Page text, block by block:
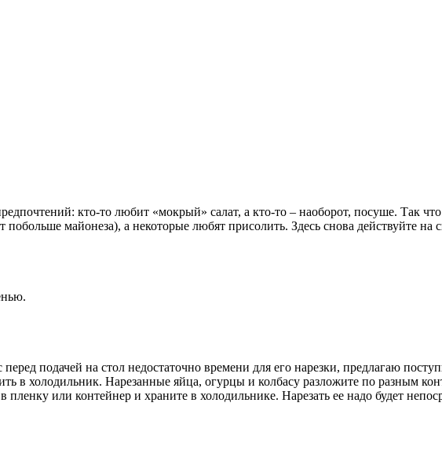
кто-то любит «мокрый» салат, а кто-то – наоборот, посуше. Так
майонеза), а некоторые любят присолить. Здесь снова действуйте на
подачей на стол недостаточно времени для его нарезки, предлагаю
в холодильник. Нарезанные яйца, огурцы и колбасу разложите по разным
или контейнер и храните в холодильнике. Нарезать ее надо будет